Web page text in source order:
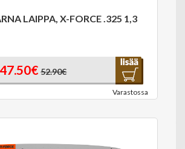
LAIPPA, X-FORCE .325 1,3
47.50€ 52.90€
Varastossa